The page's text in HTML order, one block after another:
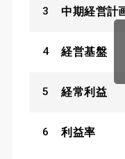
3 中期経営計
4 経営基盤
5 経常利益
6 利益率